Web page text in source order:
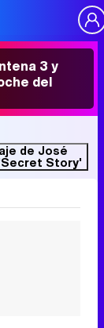
3 y
del
de José
Story'